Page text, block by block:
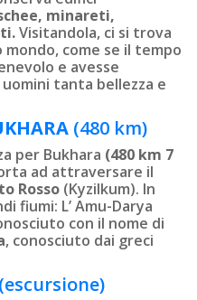
minareti,
Visitandola, ci si trova
come se il tempo
e avesse
tanta bellezza e
(480 km)
per Bukhara (480 km 7
ad attraversare il
Rosso (Kyzilkum). In
fiumi: L’ Amu-Darya
con il nome di
, conosciuto dai greci
(escursione)